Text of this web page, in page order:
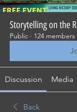
Storytelling on the
Public · 124 members
Discussion Media
Back